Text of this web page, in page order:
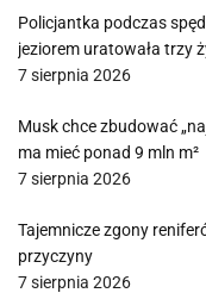
Policjantka podczas
jeziorem uratowała trzy
7 sierpnia 2026
Musk chce zbudować
ma mieć ponad 9 mln m²
7 sierpnia 2026
Tajemnicze zgony
przyczyny
7 sierpnia 2026